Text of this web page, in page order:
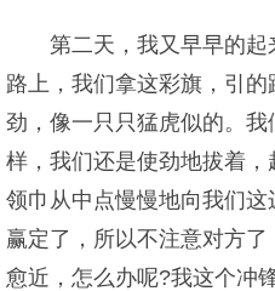
第二天，我又早早的
路上，我们拿这彩旗，引
劲，像一只只猛虎似的。
样，我们还是使劲地拔着
领巾从中点慢慢地向我们
赢定了，所以不注意对方
愈近，怎么办呢?我这个冲